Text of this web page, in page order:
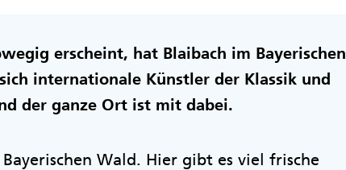
erscheint, hat Blaibach im Bayerischen
internationale Künstler der Klassik und
der ganze Ort ist mit dabei.
Wald. Hier gibt es viel frische